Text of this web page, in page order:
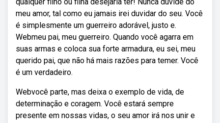
meu amor, tal como eu jamais irei duvidar do seu. Você
é simplesmente um guerreiro adorável, justo e.
Webmeu pai, meu guerreiro. Quando você agarra em
suas armas e coloca sua forte armadura, eu sei, meu
querido pai, que não há mais razões para temer. Você
é um verdadeiro.
Webvocê parte, mas deixa o exemplo de vida, de
determinação e coragem. Você estará sempre
presente em nossas vidas, o seu amor irá nos unir e